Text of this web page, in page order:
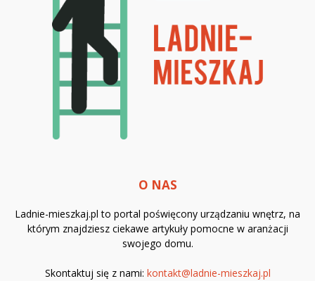
O NAS
Ladnie-mieszkaj.pl to portal poświęcony urządzaniu wnętrz, na
którym znajdziesz ciekawe artykuły pomocne w aranżacji
swojego domu.
Skontaktuj się z nami: kontakt@ladnie-mieszkaj.pl